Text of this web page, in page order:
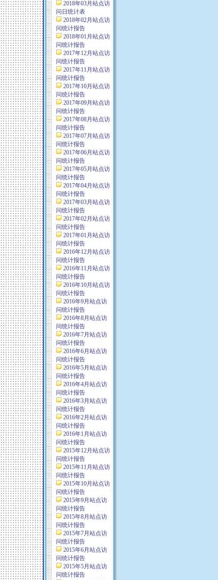
2018年03月站点访
问日统计表
2018年02月站点访
问统计报告
2018年01月站点访
问统计报告
2017年12月站点访
问统计报告
2017年11月站点访
问统计报告
2017年10月站点访
问统计报告
2017年09月站点访
问统计报告
2017年08月站点访
问统计报告
2017年07月站点访
问统计报告
2017年06月站点访
问统计报告
2017年05月站点访
问统计报告
2017年04月站点访
问统计报告
2017年03月站点访
问统计报告
2017年02月站点访
问统计报告
2017年01月站点访
问统计报告
2016年12月站点访
问统计报告
2016年11月站点访
问统计报告
2016年10月站点访
问统计报告
2016年9月站点访
问统计报告
2016年8月站点访
问统计报告
2016年7月站点访
问统计报告
2016年6月站点访
问统计报告
2016年5月站点访
问统计报告
2016年4月站点访
问统计报告
2016年3月站点访
问统计报告
2016年2月站点访
问统计报告
2016年1月站点访
问统计报告
2015年12月站点访
问统计报告
2015年11月站点访
问统计报告
2015年10月站点访
问统计报告
2015年9月站点访
问统计报告
2015年8月站点访
问统计报告
2015年7月站点访
问统计报告
2015年6月站点访
问统计报告
2015年5月站点访
问统计报告